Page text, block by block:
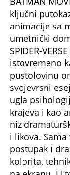
ključni
animacije sa
umetnički
SPIDER-
istovremeno
pustolovinu
svojevrsni
ugla
krajeva i kao
niz
i likova.
postupak i
kolorita,